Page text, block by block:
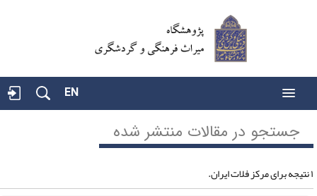
EN
جستجو در مقالات منتشر شده